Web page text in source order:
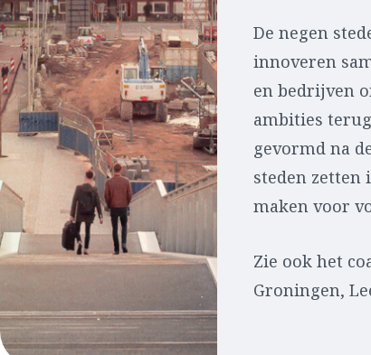
De negen
innoveren
en bedrijven
ambities
gevormd na
steden zetten
maken voor
Zie ook het
Groningen,